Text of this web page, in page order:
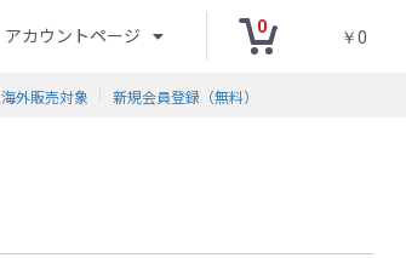
アカウントページ 0
￥0
海外販売対象 新規会員登録（無料）